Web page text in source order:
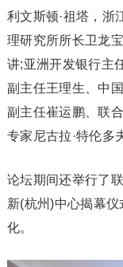
利文斯顿·祖塔，浙
理研究所所长卫龙
讲;亚洲开发银行主
副主任王理生、中
副主任崔运鹏、联
专家尼古拉·特伦多
论坛期间还举行了
新(杭州)中心揭幕
化。